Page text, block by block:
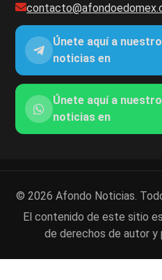
Únete aquí a
noticias en
Únete aquí a
noticias en
© 2026 Afondo Noticias.
El contenido de este sitio
de derechos de autor